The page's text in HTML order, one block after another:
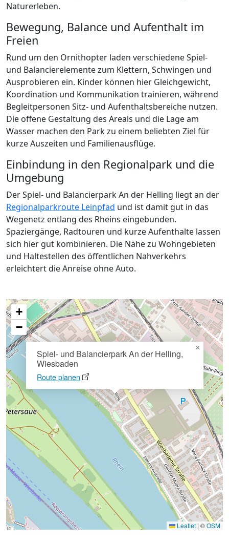
Naturerleben.
Bewegung, Balance und Aufenthalt im
Freien
Rund um den Ornithopter laden verschiedene Spiel-
und Balancierelemente zum Klettern, Schwingen und
Ausprobieren ein. Kinder können hier Gleichgewicht,
Koordination und Kommunikation trainieren, während
Begleitpersonen Sitz- und Aufenthaltsbereiche nutzen.
Die offene Gestaltung des Areals und die Lage am
Wasser machen den Park zu einem beliebten Ziel für
kurze Auszeiten und Familienausflüge.
Einbindung in den Regionalpark und die
Umgebung
Der Spiel- und Balancierpark An der Helling liegt an der
Regionalparkroute Leinpfad und ist damit gut in das
Wegenetz entlang des Rheins eingebunden.
Spaziergänge, Radtouren und kurze Aufenthalte lassen
sich hier gut kombinieren. Die Nähe zu Wohngebieten
und Haltestellen des öffentlichen Nahverkehrs
erleichtert die Anreise ohne Auto.
Spiel- und Balancierpark An der Helling,
Wiesbaden
Route planen
×
+
−
Leaflet | ©OSM